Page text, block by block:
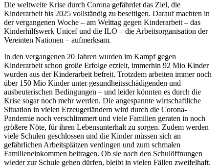
Die weltweite Krise durch Corona gefährdet das Ziel, die
Kinderarbeit bis 2025 vollständig zu beseitigen. Darauf machten in
der vergangenen Woche – am Welttag gegen Kinderarbeit – das
Kinderhilfswerk Unicef und die ILO – die Arbeitsorganisation der
Vereinten Nationen – aufmerksam.
In den vergangenen 20 Jahren wurden im Kampf gegen
Kinderarbeit schon große Erfolge erzielt, immerhin 92 Mio Kinder
wurden aus der Kinderarbeit befreit. Trotzdem arbeiten immer noch
über 150 Mio Kinder unter gesundheitsschädigenden und
ausbeuterischen Bedingungen – und leider könnten es durch die
Krise sogar noch mehr werden. Die angespannte wirtschaftliche
Situation in vielen Erzeugerländern wird durch die Corona-
Pandemie noch verschlimmert und viele Familien geraten in noch
größere Nöte, für ihren Lebensunterhalt zu sorgen. Zudem werden
viele Schulen geschlossen und die Kinder müssen sich an
gefährlichen Arbeitsplätzen verdingen und zum schmalen
Familieneinkommen beitragen. Ob sie nach den Schulöffnungen
wieder zur Schule gehen dürfen, bleibt in vielen Fällen zweifelhaft.